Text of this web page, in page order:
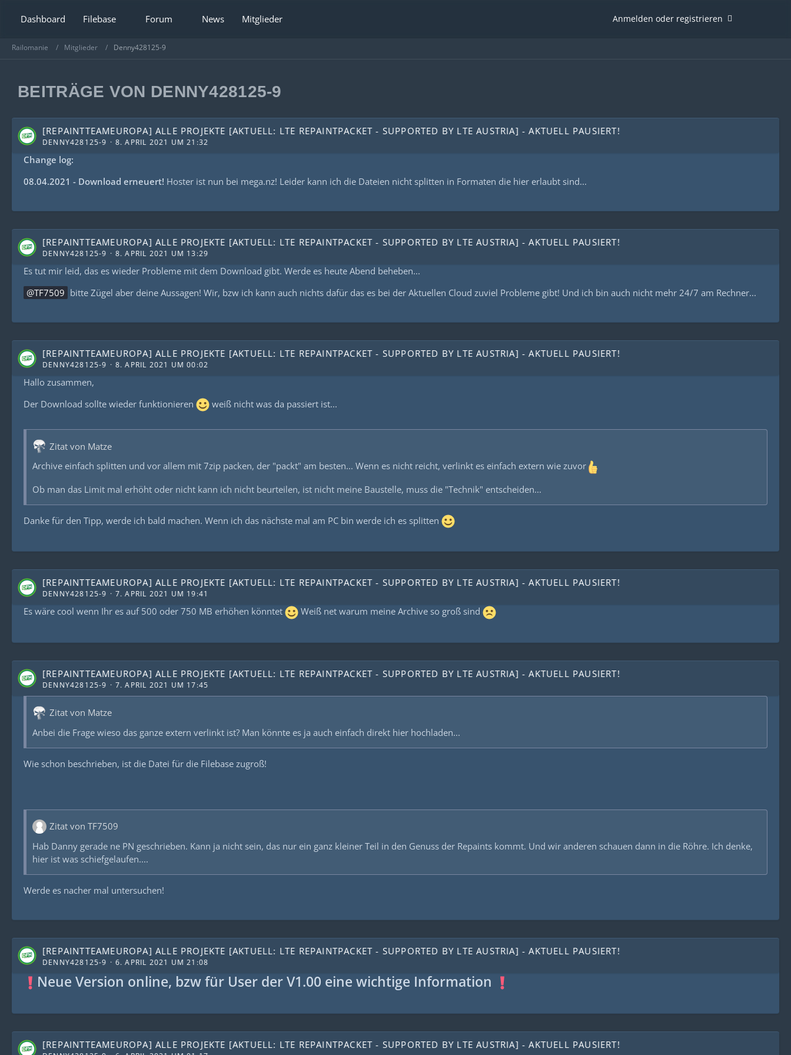
Dashboard Filebase Forum News Mitglieder Anmelden oder registrieren
Railomanie Mitglieder Denny428125-9
BEITRÄGE VON DENNY428125-9
[REPAINTTEAMEUROPA] ALLE PROJEKTE [AKTUELL: LTE REPAINTPACKET - SUPPORTED BY LTE AUSTRIA] - AKTUELL PAUSIERT!
DENNY428125-9 8. APRIL 2021 UM 21:32
Change log:
08.04.2021 - Download erneuert! Hoster ist nun bei mega.nz! Leider kann ich die Dateien nicht splitten in Formaten die hier erlaubt sind...
[REPAINTTEAMEUROPA] ALLE PROJEKTE [AKTUELL: LTE REPAINTPACKET - SUPPORTED BY LTE AUSTRIA] - AKTUELL PAUSIERT!
DENNY428125-9 8. APRIL 2021 UM 13:29
Es tut mir leid, das es wieder Probleme mit dem Download gibt. Werde es heute Abend beheben...
TF7509 bitte Zügel aber deine Aussagen! Wir, bzw ich kann auch nichts dafür das es bei der Aktuellen Cloud zuviel Probleme gibt! Und ich bin auch nicht mehr 24/7 am Rechner...
[REPAINTTEAMEUROPA] ALLE PROJEKTE [AKTUELL: LTE REPAINTPACKET - SUPPORTED BY LTE AUSTRIA] - AKTUELL PAUSIERT!
DENNY428125-9 8. APRIL 2021 UM 00:02
Hallo zusammen,
Der Download sollte wieder funktionieren
weiß nicht was da passiert ist...
Zitat von Matze
Archive einfach splitten und vor allem mit 7zip packen, der "packt" am besten... Wenn es nicht reicht, verlinkt es einfach extern wie zuvor
Ob man das Limit mal erhöht oder nicht kann ich nicht beurteilen, ist nicht meine Baustelle, muss die "Technik" entscheiden...
Danke für den Tipp, werde ich bald machen. Wenn ich das nächste mal am PC bin werde ich es splitten
[REPAINTTEAMEUROPA] ALLE PROJEKTE [AKTUELL: LTE REPAINTPACKET - SUPPORTED BY LTE AUSTRIA] - AKTUELL PAUSIERT!
DENNY428125-9 7. APRIL 2021 UM 19:41
Es wäre cool wenn Ihr es auf 500 oder 750 MB erhöhen könntet Weiß net warum meine Archive so groß sind
[REPAINTTEAMEUROPA] ALLE PROJEKTE [AKTUELL: LTE REPAINTPACKET - SUPPORTED BY LTE AUSTRIA] - AKTUELL PAUSIERT!
DENNY428125-9 7. APRIL 2021 UM 17:45
Zitat von Matze
Anbei die Frage wieso das ganze extern verlinkt ist? Man könnte es ja auch einfach direkt hier hochladen...
Wie schon beschrieben, ist die Datei für die Filebase zugroß!
Zitat von TF7509
Hab Danny gerade ne PN geschrieben. Kann ja nicht sein, das nur ein ganz kleiner Teil in den Genuss der Repaints kommt. Und wir anderen schauen dann in die Röhre. Ich denke,
hier ist was schiefgelaufen....
Werde es nacher mal untersuchen!
[REPAINTTEAMEUROPA] ALLE PROJEKTE [AKTUELL: LTE REPAINTPACKET - SUPPORTED BY LTE AUSTRIA] - AKTUELL PAUSIERT!
DENNY428125-9 6. APRIL 2021 UM 21:08
Neue Version online, bzw für User der V1.00 eine wichtige Information
[REPAINTTEAMEUROPA] ALLE PROJEKTE [AKTUELL: LTE REPAINTPACKET - SUPPORTED BY LTE AUSTRIA] - AKTUELL PAUSIERT!